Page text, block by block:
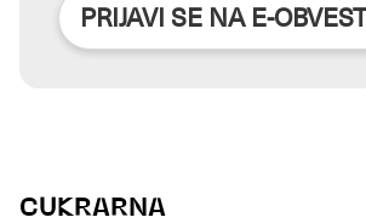
PRIJAVI SE NA E-
CUKRARNA